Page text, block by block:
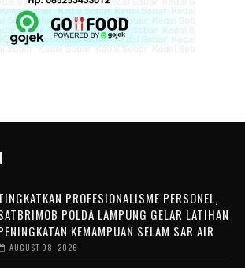
PROFESIONALISME PERSONEL,
POLDA LAMPUNG GELAR LATIHAN
KEMAMPUAN SELAM SAR AIR
AUGUST 08, 2026